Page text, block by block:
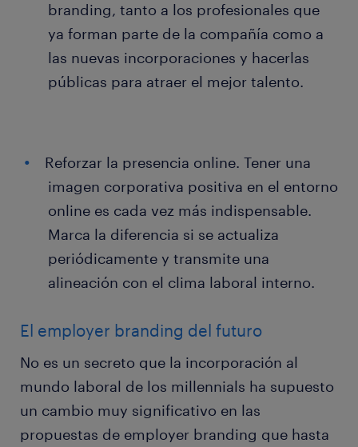
branding, tanto a los profesionales que
ya forman parte de la compañía como a
las nuevas incorporaciones y hacerlas
públicas para atraer el mejor talento.
Reforzar la presencia online. Tener una
imagen corporativa positiva en el entorno
online es cada vez más indispensable.
Marca la diferencia si se actualiza
periódicamente y transmite una
alineación con el clima laboral interno.
El employer branding del futuro
No es un secreto que la incorporación al
mundo laboral de los millennials ha supuesto
un cambio muy significativo en las
propuestas de employer branding que hasta